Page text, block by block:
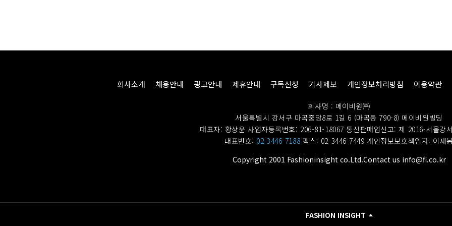
회사소개 채용안내 광고안내 제휴안내 구독신청 기사제보 개인정보처리방침 이용약관
회사명 : 메이비원㈜
서울특별시 강서구 마곡중앙8로 1길 6 (마곡동 790-8) 메이비원빌딩
대표자: 황상윤 사업자등록번호: 206-81-18067통신판매업신고: 제 2016-서울강
대표번호: 02-3446-7188 팩스: 02-3446-7449 개인정보보호책임자: 이재
Copyright 2001 Fashioninsight co.Ltd.Contact us info@fi.co.kr
FASHION INSIGHT